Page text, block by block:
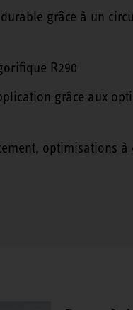
grâce à un
R290
grâce aux
optimisations